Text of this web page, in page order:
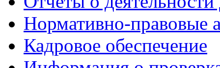
Нормативно-правовые
Кадровое обеспечение